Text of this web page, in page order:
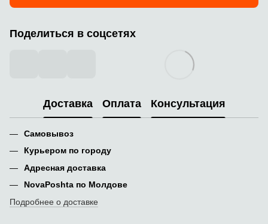
Поделиться в соцсетях
Доставка Оплата Консультация
Самовывоз
Курьером по городу
Адресная доставка
NovaPoshta по Молдове
Подробнее о доставке